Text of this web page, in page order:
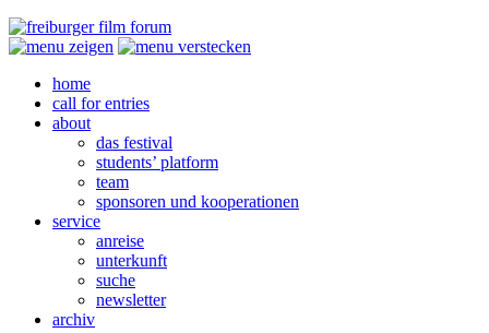
home
call for entries
about
das festival
students’ platform
team
sponsoren und kooperationen
service
anreise
unterkunft
suche
newsletter
archiv